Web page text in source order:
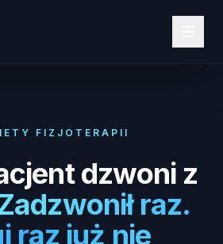
FIZJOTERAPII
dzwoni z
raz.
raz już nie